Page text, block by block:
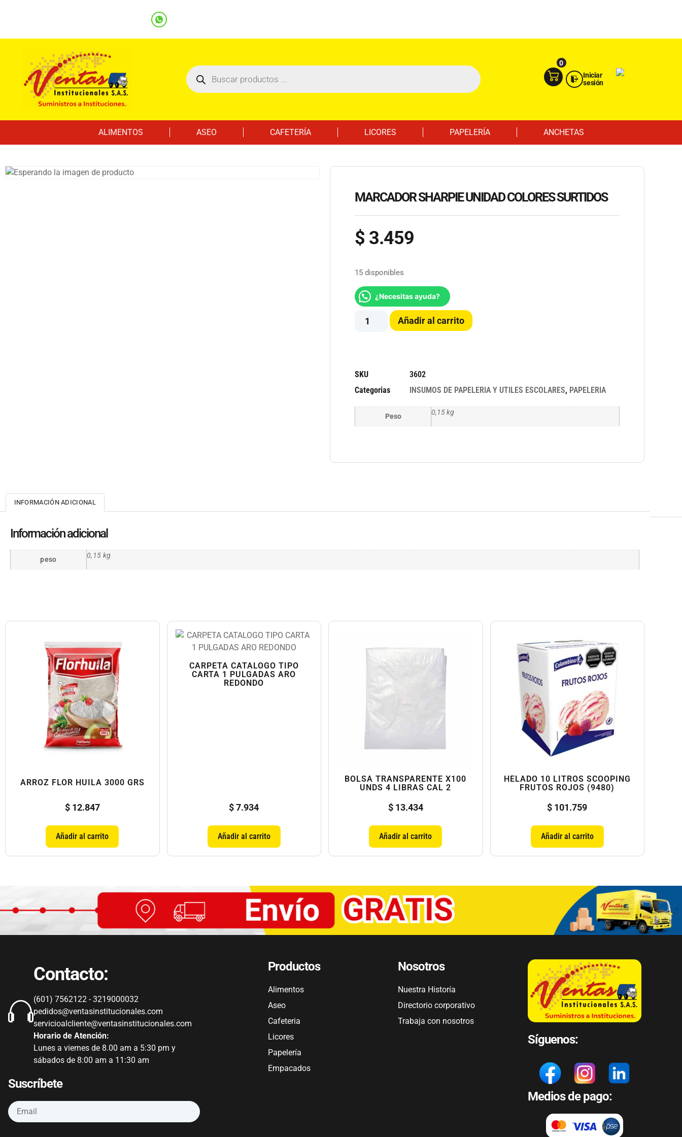
0
Iniciar
sesión
ALIMENTOS ASEO CAFETERÍA LICORES PAPELERÍA ANCHETAS
MARCADOR SHARPIE UNIDAD COLORES SURTIDOS
$ 3.459
15 disponibles
¿Necesitas ayuda?
Añadir al carrito
SKU
3602
Categorias
INSUMOS DE PAPELERIA Y UTILES ESCOLARES, PAPELERIA
Peso 0,15 kg
INFORMACIÓN ADICIONAL
Información adicional
peso 0,15 kg
ARROZ FLOR HUILA 3000 GRS
$12.847
Añadir al carrito
CARPETA CATALOGO TIPO
CARTA 1 PULGADAS ARO
REDONDO
$7.934
Añadir al carrito
BOLSA TRANSPARENTE X100
UNDS 4 LIBRAS CAL 2
$13.434
Añadir al carrito
HELADO 10 LITROS SCOOPING
FRUTOS ROJOS (9480)
$ 101.759
Añadir al carrito
Contacto:
(601) 7562122 - 3219000032
pedidos@ventasinstitucionales.com
servicioalcliente@ventasinstitucionales.com
Horario de Atención:
Lunes a viernes de 8.00 am a 5:30 pm y
sábados de 8:00 am a 11:30 am
Suscríbete
Productos
Alimentos
Aseo
Cafeteria
Licores
Papelería
Empacados
Nosotros
Nuestra Historía
Directorio corporativo
Trabaja con nosotros
Síguenos:
Medios de pago: